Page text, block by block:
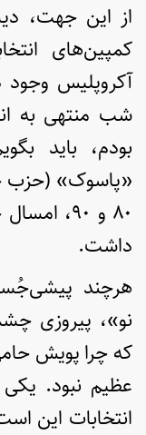
از این جهت،
کمپین‌های
آکروپلیس
شب منتهی به
بودم، باید
«پاسوک» (حزب
۸۰ و ۹۰،
داشت.
نو»، پیروزی
که چرا پویش
عظیم نبود. یکی
انتخابات این